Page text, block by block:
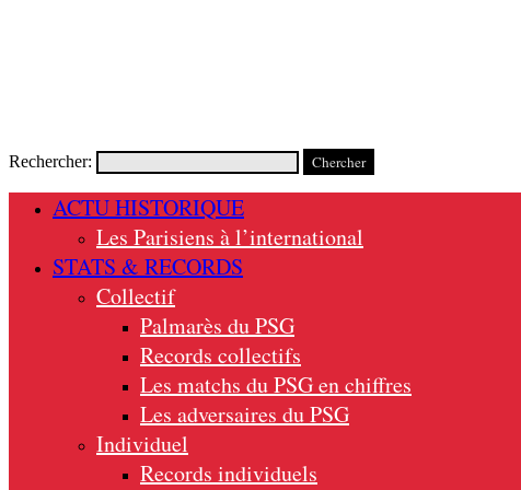
Rechercher:
ACTU HISTORIQUE
Les Parisiens à l’international
STATS & RECORDS
Collectif
Palmarès du PSG
Records collectifs
Les matchs du PSG en chiffres
Les adversaires du PSG
Individuel
Records individuels